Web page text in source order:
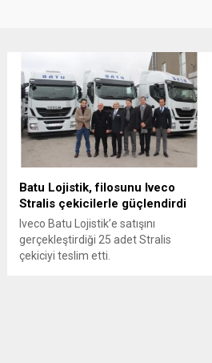
Batu Lojistik, filosunu Iveco
Stralis çekicilerle güçlendirdi
Iveco Batu Lojistik’e satışını
gerçekleştirdiği 25 adet Stralis
çekiciyi teslim etti.